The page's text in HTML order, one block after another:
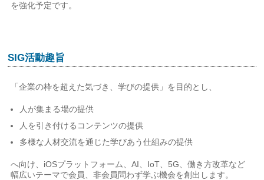
を強化予定です。
SIG活動趣旨
「企業の枠を超えた気づき、学びの提供」を目的とし、
人が集まる場の提供
人を引き付けるコンテンツの提供
多様な人材交流を通じた学びあう仕組みの提供
へ向け、iOSプラットフォーム、AI、IoT、5G、働き方改革など
幅広いテーマで会員、非会員問わず学ぶ機会を創出します。